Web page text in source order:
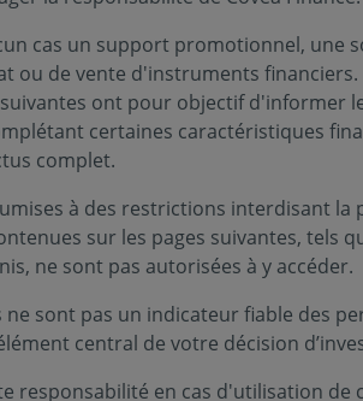
DES FONDS 02 juillet 2026
aux porteurs -
fonds Covéa Euro
êtes porteur de part(s) de Covéa
Spread et nous vous remercions
cas un support promotionnel, une
ou de vente d'instruments
ont pour objectif d'informer
certaines caractéristiques
complet.
à des restrictions interdisant la
sur les pages suivantes, tels
ne sont pas autorisées à y accéder.
ne sont pas un indicateur fiable des
central de votre décision
responsabilité en cas d'utilisation de